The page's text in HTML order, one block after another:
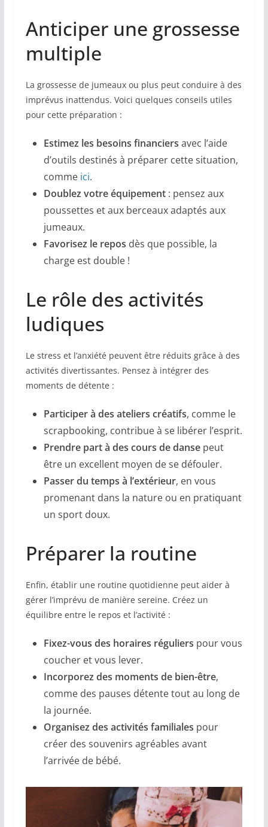
Anticiper une grossesse
multiple
La grossesse de jumeaux ou plus peut conduire à des
imprévus inattendus. Voici quelques conseils utiles
pour cette préparation :
Estimez les besoins financiers avec l’aide
d’outils destinés à préparer cette situation,
comme ici.
Doublez votre équipement: pensez aux
poussettes et aux berceaux adaptés aux
jumeaux.
Favorisez le repos dès que possible, la
charge est double !
Le rôle des activités
ludiques
Le stress et l’anxiété peuvent être réduits grâce à des
activités divertissantes. Pensez à intégrer des
moments de détente :
Participer à des ateliers créatifs, comme le
scrapbooking, contribue à se libérer l’esprit.
Prendre part à des cours de dansepeut
être un excellent moyen de se défouler.
Passer du temps à l’extérieur, en vous
promenant dans la nature ou en pratiquant
un sport doux.
Préparer la routine
Enfin, établir une routine quotidienne peut aider à
gérer l’imprévu de manière sereine. Créez un
équilibre entre le repos et l’activité :
Fixez-vous des horaires réguliers pour vous
coucher et vous lever.
Incorporez des moments de bien-être,
comme des pauses détente tout au long de
la journée.
Organisez des activités familiales pour
créer des souvenirs agréables avant
l’arrivée de bébé.